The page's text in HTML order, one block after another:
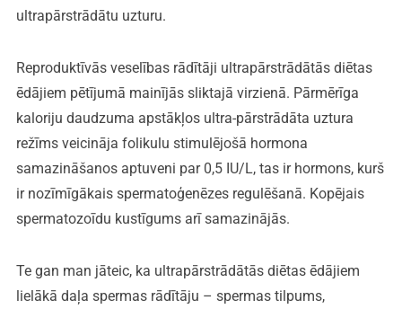
ultrapārstrādātu uzturu.
Reproduktīvās veselības rādītāji ultrapārstrādātās diētas
ēdājiem pētījumā mainījās sliktajā virzienā. Pārmērīga
kaloriju daudzuma apstākļos ultra-pārstrādāta uztura
režīms veicināja folikulu stimulējošā hormona
samazināšanos aptuveni par 0,5 IU/L, tas ir hormons, kurš
ir nozīmīgākais spermatoģenēzes regulēšanā. Kopējais
spermatozoīdu kustīgums arī samazinājās.
Te gan man jāteic, ka ultrapārstrādātās diētas ēdājiem
lielākā daļa spermas rādītāju – spermas tilpums,